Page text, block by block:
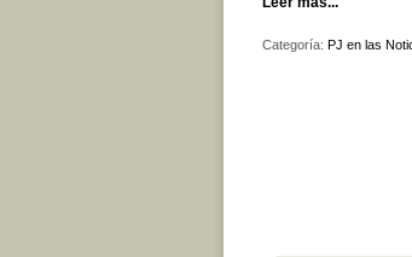
Categoría: PJ en las